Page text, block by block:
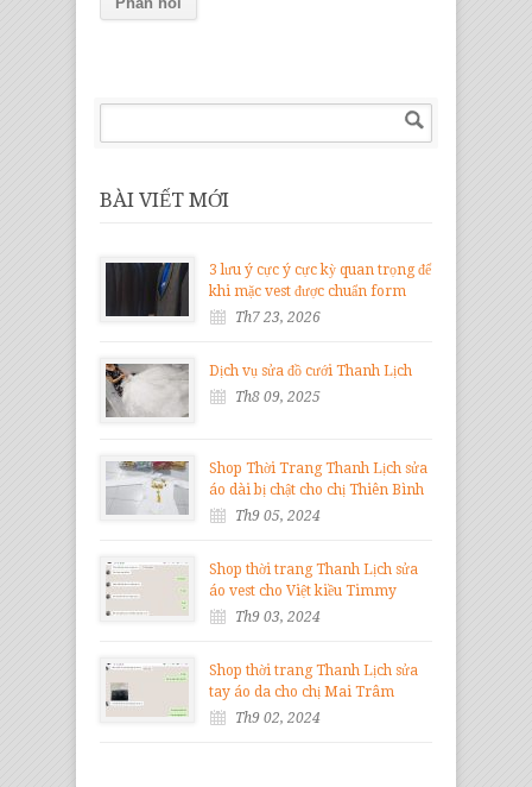
BÀI VIẾT MỚI
3 lưu ý cực ý cực kỳ quan trọng để
khi mặc vest được chuẩn form
Th7 23, 2026
Dịch vụ sửa đồ cưới Thanh Lịch
Th8 09, 2025
Shop Thời Trang Thanh Lịch sửa
áo dài bị chật cho chị Thiên Bình
Th9 05, 2024
Shop thời trang Thanh Lịch sửa
áo vest cho Việt kiều Timmy
Th9 03, 2024
Shop thời trang Thanh Lịch sửa
tay áo da cho chị Mai Trâm
Th9 02, 2024